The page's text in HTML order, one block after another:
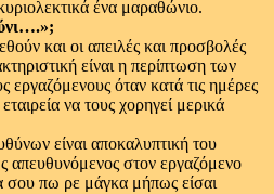
ένα μαραθώνιο.
και οι απειλές και προσβολές
είναι η περίπτωση των
εργαζόμενους όταν κατά τις ημέρες
να τους χορηγεί μερικά
είναι αποκαλυπτική του
απευθυνόμενος στον εργαζόμενο
σου πω ρε μάγκα μήπως είσαι